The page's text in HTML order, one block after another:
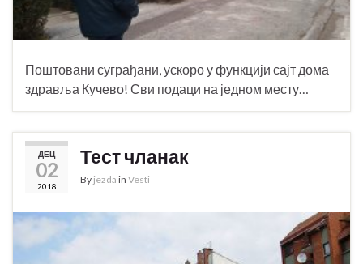
Поштовани суграђани, ускоро у функцији сајт дома
здравља Кучево! Сви подаци на једном месту…
ДЕЦ
02
2018
Тест чланак
By jezda in Vesti